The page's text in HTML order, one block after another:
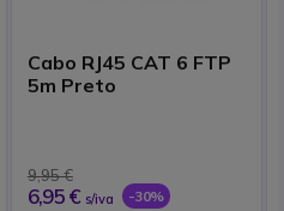
Cabo RJ45 CAT 6 FTP
5m Preto
9,95 €
6,95 € s/iva -30%